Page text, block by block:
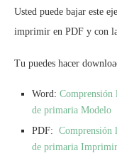
Usted puede bajar este
imprimir en PDF y con
Tu puedes hacer
Word: Comprensión
de primaria Modelo
PDF: Comprensión
de primaria Imprimir